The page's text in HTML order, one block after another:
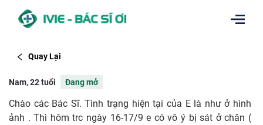
Quay Lại
Nam, 22 tuổi Đang mở
Chào các Bác Sĩ. Tình trạng hiện tại của E là như ở hình
ảnh . Thì hôm trc ngày 16-17/9 e có vô ý bị sát ở chân (